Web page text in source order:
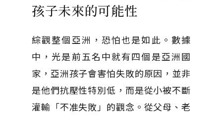
孩子未來的可能性
綜觀整個亞洲，恐怕也是如此。數據
中，光是前五名中就有四個是亞洲國
家，亞洲孩子會害怕失敗的原因，並非
是他們抗壓性特別低，而是從小被不斷
灌輸「不准失敗」的觀念。從父母、老